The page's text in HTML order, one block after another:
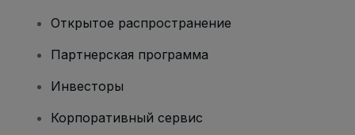
Открытое распространение
Партнерская программа
Инвесторы
Корпоративный сервис